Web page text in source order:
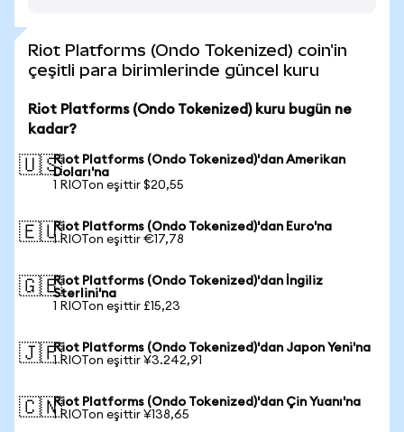
Riot Platforms (Ondo Tokenized) coin'in
çeşitli para birimlerinde güncel kuru
Riot Platforms (Ondo Tokenized) kuru bugün ne
kadar?
🇺🇸Riot Platforms (Ondo Tokenized)'dan Amerikan
Doları'na
1 RIOTon eşittir $20,55
🇪🇺Riot Platforms (Ondo Tokenized)'dan Euro'na
1 RIOTon eşittir €17,78
🇬🇧Riot Platforms (Ondo Tokenized)'dan İngiliz
Sterlini'na
1 RIOTon eşittir £15,23
🇯🇵Riot Platforms (Ondo Tokenized)'dan Japon Yeni'na
1 RIOTon eşittir ¥3.242,91
🇨🇳Riot Platforms (Ondo Tokenized)'dan Çin Yuanı'na
1 RIOTon eşittir ¥138,65